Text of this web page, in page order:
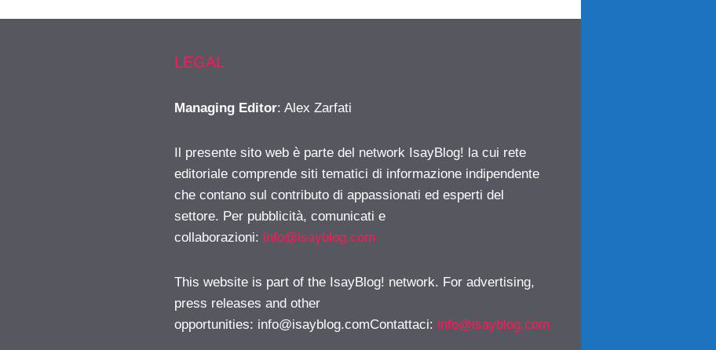
LEGAL
Managing Editor: Alex Zarfati
Il presente sito web è parte del network IsayBlog! la cui rete
editoriale comprende siti tematici di informazione indipendente
che contano sul contributo di appassionati ed esperti del
settore. Per pubblicità, comunicati e
collaborazioni: info@isayblog.com
This website is part of the IsayBlog! network. For advertising,
press releases and other
opportunities: info@isayblog.comContattaci: info@isayblog.com